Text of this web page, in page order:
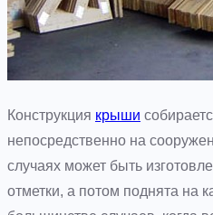
Конструкция крыши
непосредственно на
случаях может быть
отметки, а потом поднята на